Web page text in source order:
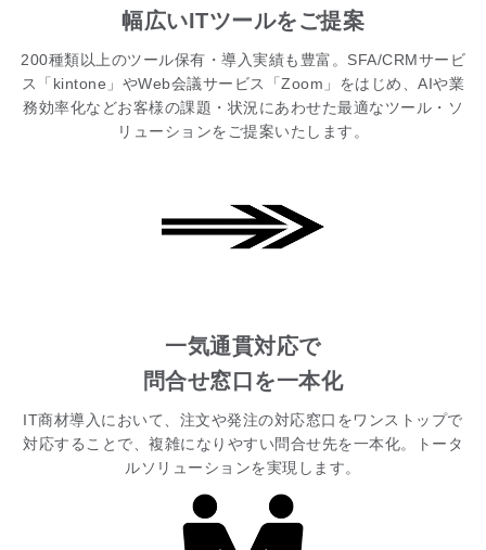
幅広いITツールをご提案
200種類以上のツール保有・導入実績も豊富。SFA/CRMサービ
ス「kintone」やWeb会議サービス「Zoom」をはじめ、AIや業
務効率化などお客様の課題・状況にあわせた最適なツール・ソ
リューションをご提案いたします。
一気通貫対応で
問合せ窓口を一本化
IT商材導入において、注文や発注の対応窓口をワンストップで
対応することで、複雑になりやすい問合せ先を一本化。トータ
ルソリューションを実現します。